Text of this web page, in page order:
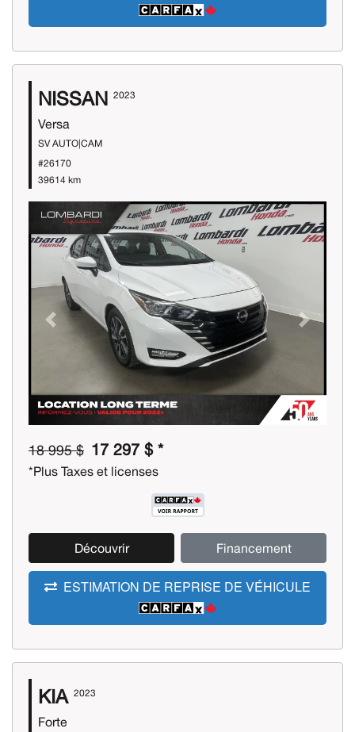
NISSAN 2023
Versa
SV AUTO|CAM
#26170
39614 km
Previous Next
18 995 $ 17 297 $ *
*Plus Taxes et licenses
Découvrir Financement
ESTIMATION DE REPRISE DE VÉHICULE
KIA 2023
Forte